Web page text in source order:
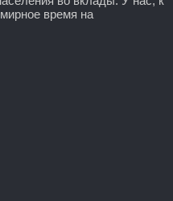
время на